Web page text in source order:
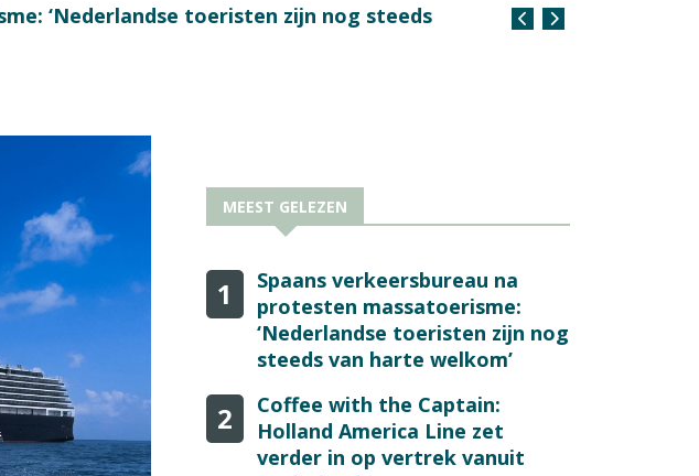
‘Nederlandse toeristen zijn nog steeds
Coffee with the
MEEST GELEZEN
1
Spaans verkeersbureau na
protesten massatoerisme:
‘Nederlandse toeristen zijn nog
steeds van harte welkom’
2
Coffee with the Captain:
Holland America Line zet
verder in op vertrek vanuit